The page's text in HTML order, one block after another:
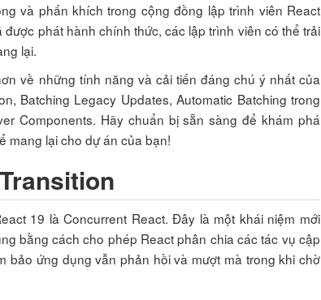
và phấn khích trong cộng đồng lập trình viên React
phát hành chính thức, các lập trình viên có thể trải
lại.
về những tính năng và cải tiến đáng chú ý nhất của
Batching Legacy Updates, Automatic Batching trong
Components. Hãy chuẩn bị sẵn sàng để khám phá
mang lại cho dự án của bạn!
19 là Concurrent React. Đây là một khái niệm mới
bằng cách cho phép React phân chia các tác vụ cập
bảo ứng dụng vẫn phản hồi và mượt mà trong khi chờ